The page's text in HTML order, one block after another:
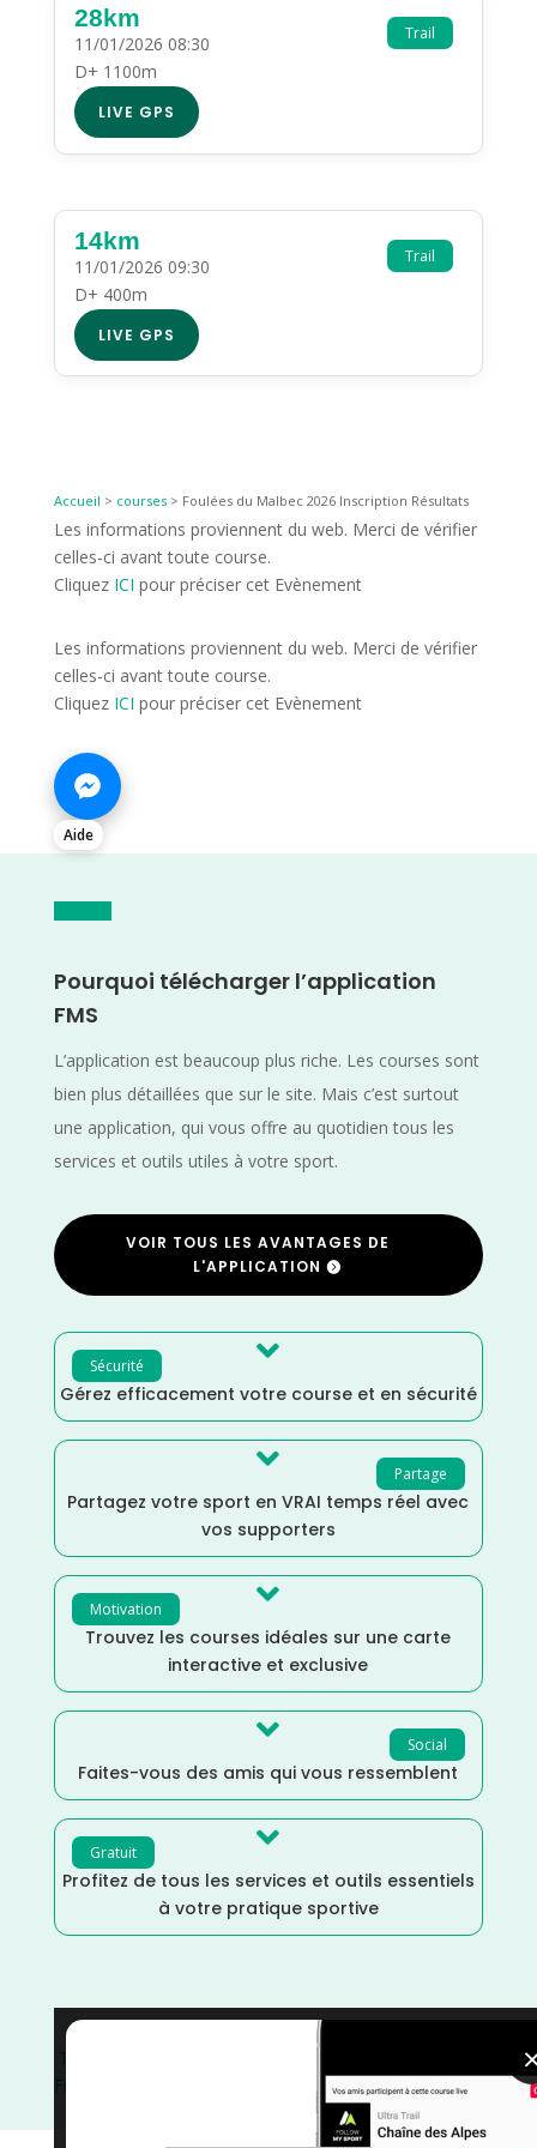
Trail
28km
11/01/2026 08:30
D+ 1100m
LIVE GPS
Trail
14km
11/01/2026 09:30
D+ 400m
LIVE GPS
Accueil > courses> Foulées du Malbec 2026 Inscription Résultats
Les informations proviennent du web. Merci de vérifier
celles-ci avant toute course.
Cliquez ICI pour préciser cet Evènement
Les informations proviennent du web. Merci de vérifier
celles-ci avant toute course.
Cliquez ICI pour préciser cet Evènement
Aide
Pourquoi télécharger l’application
FMS
L’application est beaucoup plus riche. Les courses sont
bien plus détaillées que sur le site. Mais c’est surtout
une application, qui vous offre au quotidien tous les
services et outils utiles à votre sport.
VOIR TOUS LES AVANTAGES DE
L'APPLICATION
Sécurité 
Gérez efficacement votre course et en sécurité
Partage

Partagez votre sport en VRAI temps réel avec
vos supporters
Motivation 
Trouvez les courses idéales sur une carte
interactive et exclusive
Social

Faites-vous des amis qui vous ressemblent
Gratuit 
Profitez de tous les services et outils essentiels
à votre pratique sportive
Trail
France
Distance Marathon/Dénivelé
Dénivelé Elevé courses